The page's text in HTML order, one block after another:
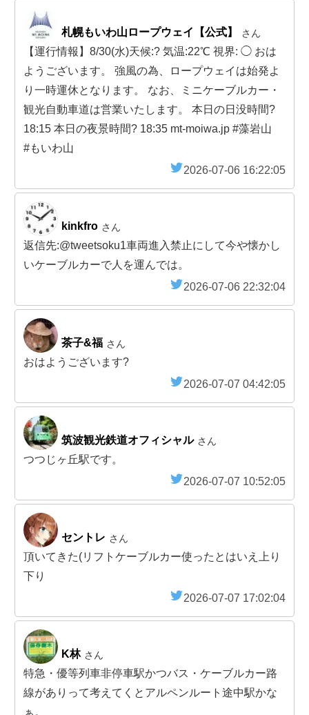
札幌もいわ山ロープウェイ【公式】 さん
【運行情報】8/30(水)天候:?️ 気温:22℃ 視界: ◯ おは
ようございます。 強風の為、ロープウェイは始発よ
り一時運休となります。 なお、ミニケーブルカー・
観光自動車道は営業いたします。 本日の日没時間?
18:15 本日の夜景時間? 18:35 mt-moiwa.jp #藻岩山
#もいわ山
2026-07-06 16:22:05
kinkfro さん
返信先:@tweetsoku1車両進入禁止にして今や懐かし
いケーブルカーで人を運んでは。
2026-07-06 22:32:04
茶子&福 さん
おはようございます?
2026-07-07 04:42:05
筑波観光鉄道オフィシャル さん
つつじヶ丘駅です。
2026-07-07 10:52:05
セントレ さん
頂いてきた(リフトケーブルカー使ったとはいえ上り
下り
2026-07-07 17:02:04
K林 さん
特急・優等列車非停車駅かつバス・ケーブルカー路
線がありって考えてくとアルペンルート途中駅かな
ぁ。